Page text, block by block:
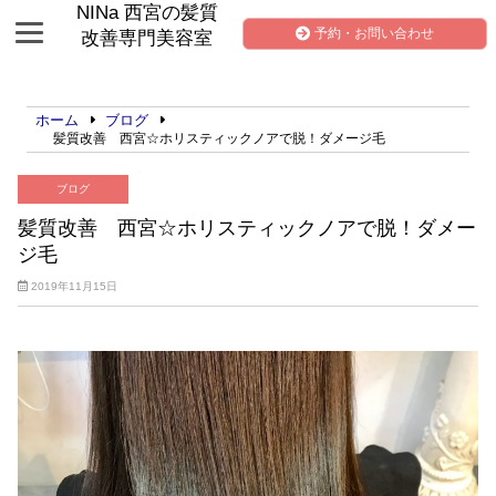
NINa 西宮の髪質
改善専門美容室
予約・お問い合わせ
ホーム ブログ
髪質改善 西宮☆ホリスティックノアで脱！ダメージ毛
ブログ
髪質改善 西宮☆ホリスティックノアで脱！ダメー
ジ毛
2019年11月15日